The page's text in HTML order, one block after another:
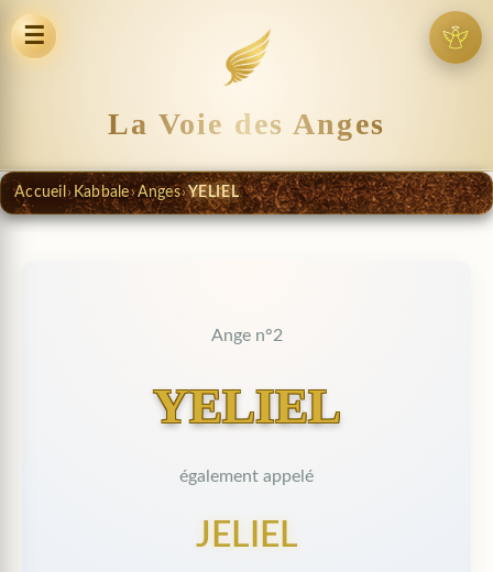
☰
La Voie des Anges
Accueil › Kabbale›Anges›YELIEL
Ange n°2
YELIEL
également appelé
JELIEL